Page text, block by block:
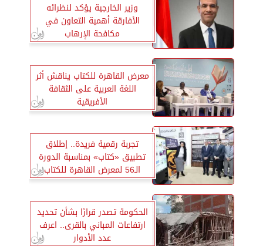
وزير الخارجية يؤكد لنظرائه
الأفارقة أهمية التعاون في
مكافحة الإرهاب
معرض القاهرة للكتاب يناقش أثر
اللغة العربية على الثقافة
الأفريقية
تجربة رقمية فريدة.. إطلاق
تطبيق «كتاب» بمناسبة الدورة
الـ56 لمعرض القاهرة للكتاب
الحكومة تصدر قرارًا بشأن تحديد
ارتفاعات المباني بالقرى.. اعرف
عدد الأدوار